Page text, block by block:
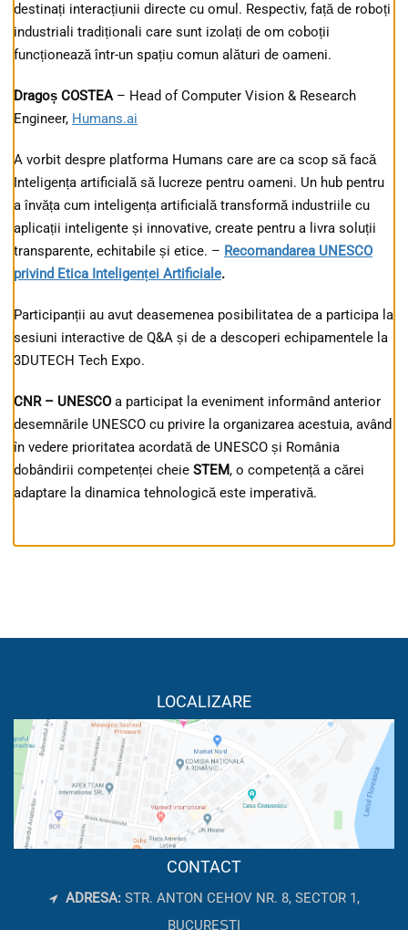
destinați interacțiunii directe cu omul. Respectiv, față de roboți
industriali tradiționali care sunt izolați de om coboții
funcționează într-un spațiu comun alături de oameni.
Dragoș COSTEA– Head of Computer Vision & Research
Engineer, Humans.ai
A vorbit despre platforma Humans care are ca scop să facă
Inteligența artificială să lucreze pentru oameni. Un hub pentru
a învăța cum inteligența artificială transformă industriile cu
aplicații inteligente și innovative, create pentru a livra soluții
transparente, echitabile și etice. – Recomandarea UNESCO
privind Etica Inteligenței Artificiale.
Participanții au avut deasemenea posibilitatea de a participa la
sesiuni interactive de Q&A și de a descoperi echipamentele la
3DUTECH Tech Expo.
CNR – UNESCO a participat la eveniment informând anterior
desemnările UNESCO cu privire la organizarea acestuia, având
în vedere prioritatea acordată de UNESCO și România
dobândirii competenței cheie STEM, o competență a cărei
adaptare la dinamica tehnologică este imperativă.
LOCALIZARE
CONTACT
ADRESA: STR. ANTON CEHOV NR. 8, SECTOR 1,
BUCUREȘTI